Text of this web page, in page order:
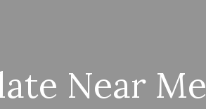
Near Me